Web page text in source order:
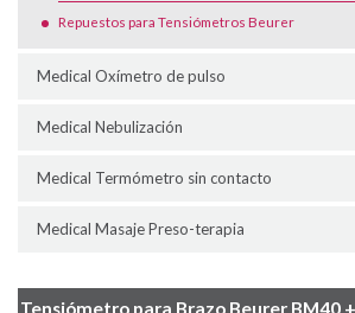
Repuestos para Tensiómetros Beurer
Medical Oxímetro de pulso
Medical Nebulización
Medical Termómetro sin contacto
Medical Masaje Preso-terapia
Tensiómetro para Brazo Beurer BM40